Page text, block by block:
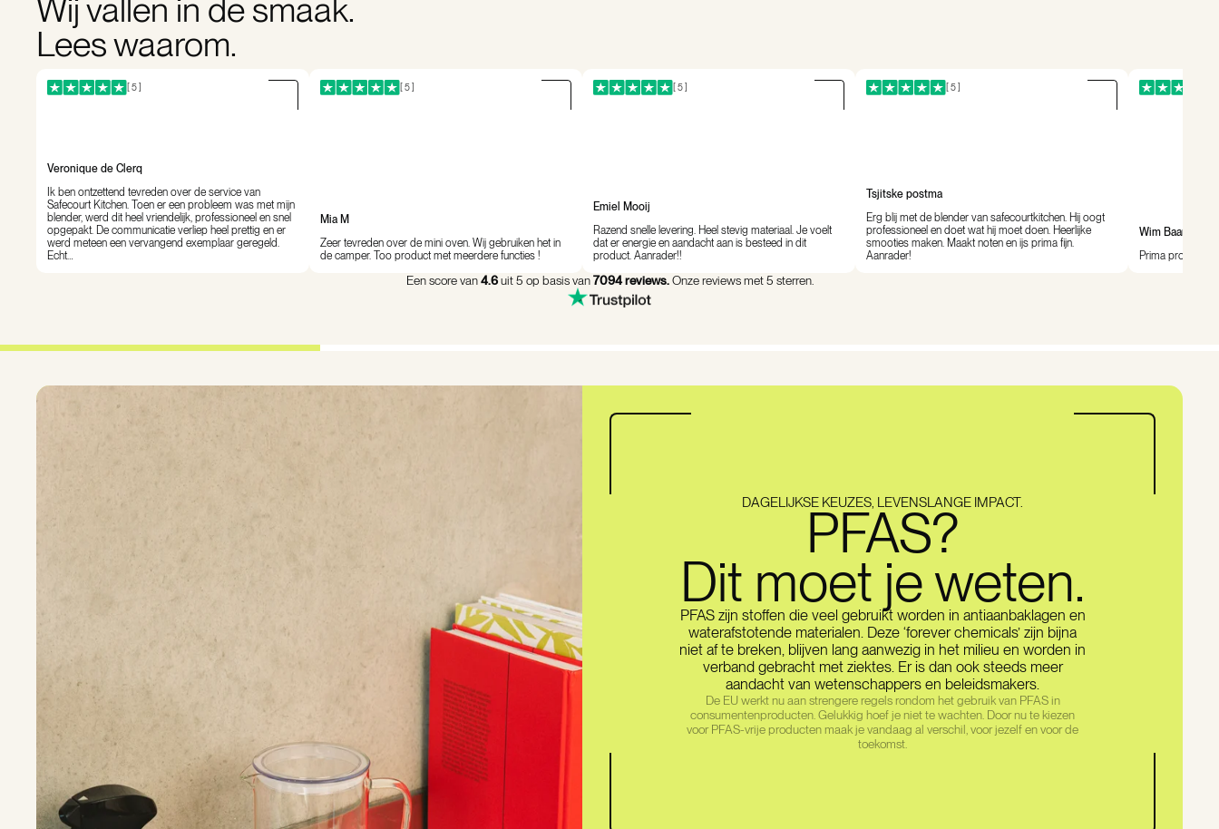
Wij vallen in de smaak.
Lees waarom.
[ 5 ]
Veronique de Clerq
Ik ben ontzettend tevreden over de service van
Safecourt Kitchen. Toen er een probleem was met mijn
blender, werd dit heel vriendelijk, professioneel en snel
opgepakt. De communicatie verliep heel prettig en er
werd meteen een vervangend exemplaar geregeld.
Echt…
[ 5 ]
Mia M
Zeer tevreden over de mini oven. Wij gebruiken het in
de camper. Too product met meerdere functies !
[ 5 ]
Emiel Mooij
Razend snelle levering. Heel stevig materiaal. Je voelt
dat er energie en aandacht aan is besteed in dit
product. Aanrader!!
[ 5 ]
Tsjitske postma
Erg blij met de blender van safecourtkitchen. Hij oogt
professioneel en doet wat hij moet doen. Heerlijke
smooties maken. Maakt noten en ijs prima fijn.
Aanrader!
Wim Baars
Prima product!
Een score van4.6uit 5 op basis van7094 reviews.Onze reviews met 5 sterren.
DAGELIJKSE KEUZES, LEVENSLANGE IMPACT.
PFAS?
Dit moet je weten.
PFAS zijn stoffen die veel gebruikt worden in antiaanbaklagen en
waterafstotende materialen. Deze ‘forever chemicals’ zijn bijna
niet af te breken, blijven lang aanwezig in het milieu en worden in
verband gebracht met ziektes. Er is dan ook steeds meer
aandacht van wetenschappers en beleidsmakers.
De EU werkt nu aan strengere regels rondom het gebruik van PFAS in
consumentenproducten. Gelukkig hoef je niet te wachten. Door nu te kiezen
voor PFAS-vrije producten maak je vandaag al verschil, voor jezelf en voor de
toekomst.